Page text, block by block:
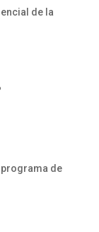
de la
programa de